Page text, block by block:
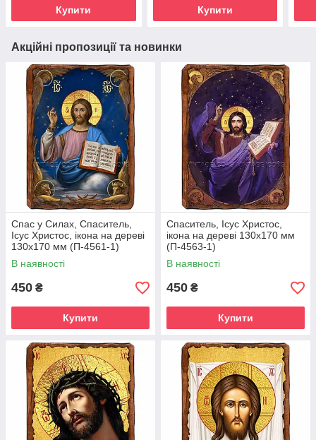
Купити Купити
Акційні пропозиції та новинки
Спас у Силах, Спаситель,
Ісус Христос, ікона на дереві
130х170 мм (П-4561-1)
В наявності
450 ₴
Купити
Спаситель, Ісус Христос,
ікона на дереві 130х170 мм
(П-4563-1)
В наявності
450 ₴
Купити